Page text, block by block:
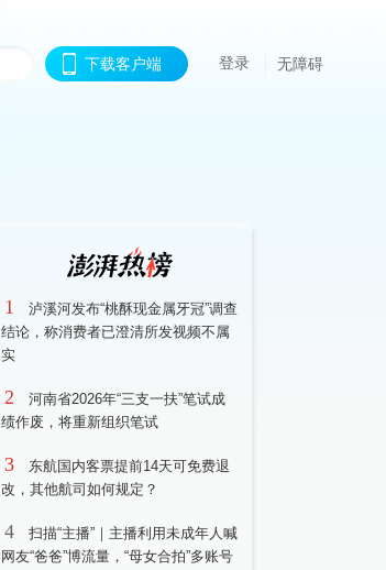
下载客户端 登录 无障碍
1
泸溪河发布“桃酥现金属牙冠”调查
结论，称消费者已澄清所发视频不属
实
2
河南省2026年“三支一扶”笔试成
绩作废，将重新组织笔试
3
东航国内客票提前14天可免费退
改，其他航司如何规定？
4
扫描“主播”｜主播利用未成年人喊
网友“爸爸”博流量，“母女合拍”多账号